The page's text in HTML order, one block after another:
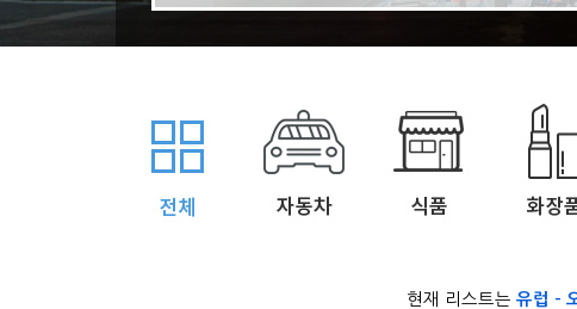
현재 리스트는 유럽 -